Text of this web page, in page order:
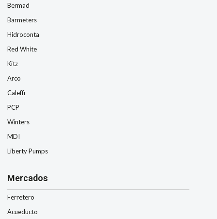
Bermad
Barmeters
Hidroconta
Red White
Kitz
Arco
Caleffi
PCP
Winters
MDI
Liberty Pumps
Mercados
Ferretero
Acueducto